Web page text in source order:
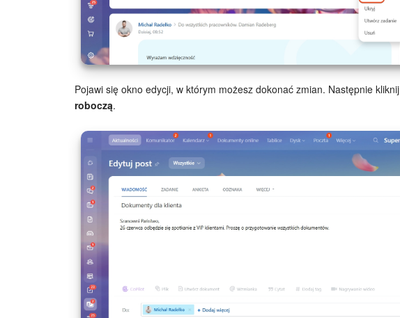
Pojawi się okno edycji, w którym możesz dokonać zmian. Następnie kliknij
roboczą.